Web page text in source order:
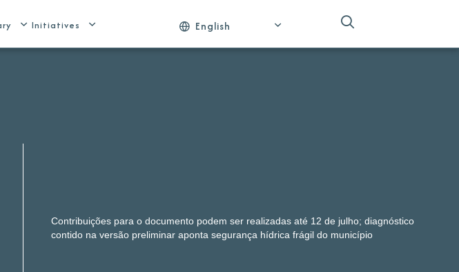
Initiatives English
Contribuições para o documento podem ser realizadas até 12 de julho; diagnóstico
contido na versão preliminar aponta segurança hídrica frágil do município